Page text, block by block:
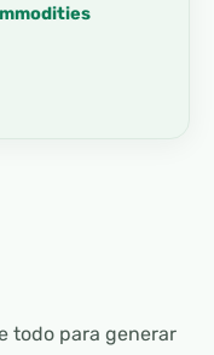
todo para generar